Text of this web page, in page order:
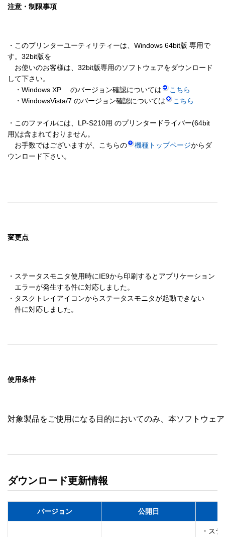
注意・制限事項
・このプリンターユーティリティーは、Windows 64bit版 専用で
す。32bit版を
お使いのお客様は、32bit版専用のソフトウェアをダウンロード
して下さい。
・Windows XP　 のバージョン確認については
こちら
・WindowsVista/7 のバージョン確認については
こちら
・このファイルには、LP-S210用 のプリンタードライバー(64bit
用)は含まれておりません。
お手数ではございますが、こちらの
機種トップページからダ
ウンロード下さい。
変更点
・ステータスモニタ使用時にIE9から印刷するとアプリケーション
エラーが発生する件に対応しました。
・タスクトレイアイコンからステータスモニタが起動できない
使用条件
対象製品をご使用になる目的においてのみ、本ソフトウェ
ダウンロード更新情報
バージョン 公開日
・ス